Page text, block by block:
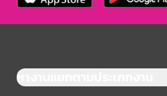
หางานแยกตามประเภทงาน